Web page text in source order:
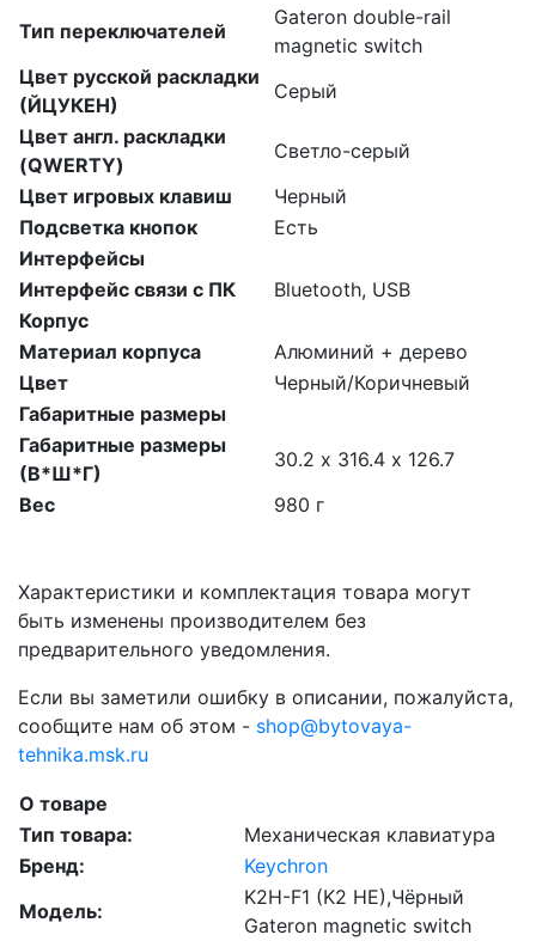
Тип переключателей
Gateron double-rail
magnetic switch
Цвет русской раскладки
(ЙЦУКЕН)
Серый
Цвет англ. раскладки
(QWERTY)
Светло-серый
Цвет игровых клавиш
Черный
Подсветка кнопок
Есть
Интерфейсы
Интерфейс связи с ПК
Bluetooth, USB
Корпус
Материал корпуса
Алюминий + дерево
Цвет
Черный/Коричневый
Габаритные размеры
Габаритные размеры
(В*Ш*Г)
30.2 х 316.4 x 126.7
Вес
980 г
Характеристики и комплектация товара могут
быть изменены производителем без
предварительного уведомления.
Если вы заметили ошибку в описании, пожалуйста,
сообщите нам об этом - shop@bytovaya-
tehnika.msk.ru
О товаре
Тип товара:
Механическая клавиатура
Бренд:
Keychron
Модель:
K2H-F1 (K2 HE),Чёрный
Gateron magnetic switch